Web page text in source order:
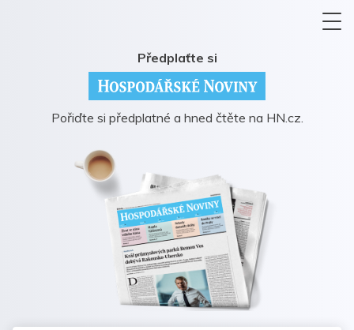
Předplaťte si
Pořiďte si předplatné a hned čtěte na HN.cz.